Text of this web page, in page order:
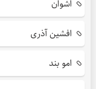
اشوان
افشین آذری
امو بند